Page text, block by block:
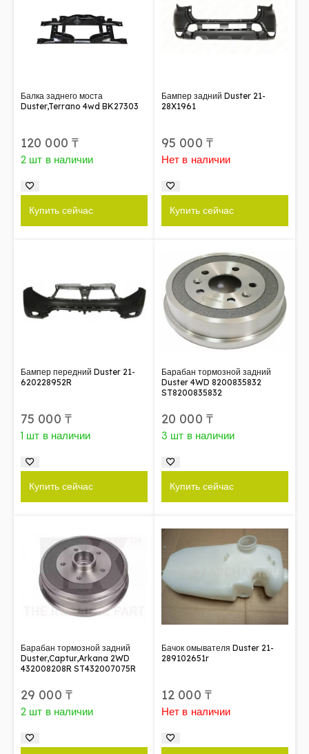
Балка заднего моста
Duster,Terrano 4wd BK27303
120 000 ₸
2 шт в наличии
Купить сейчас
Бампер задний Duster 21-
28X1961
95 000 ₸
Нет в наличии
Купить сейчас
Бампер передний Duster 21-
620228952R
75 000 ₸
1 шт в наличии
Купить сейчас
Барабан тормозной задний
Duster 4WD 8200835832
ST8200835832
20 000 ₸
3 шт в наличии
Купить сейчас
Барабан тормозной задний
Duster,Captur,Arkana 2WD
432008208R ST432007075R
29 000 ₸
2 шт в наличии
Бачок омывателя Duster 21-
289102651r
12 000 ₸
Нет в наличии